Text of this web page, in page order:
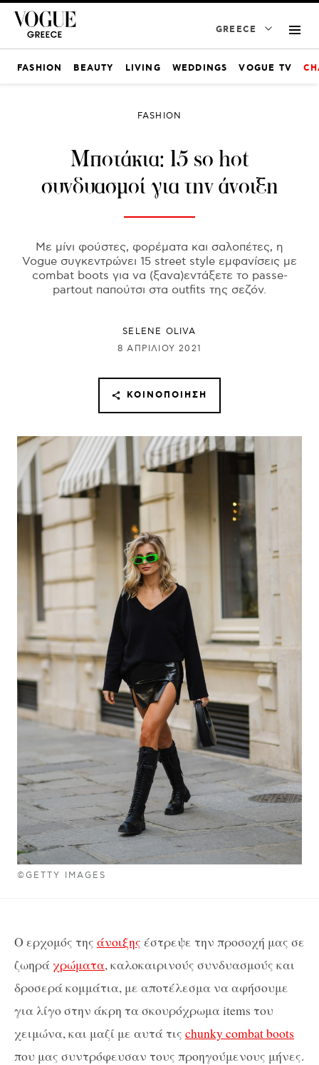
GREECE
FASHION BEAUTY LIVING WEDDINGS VOGUE TV
©GETTY IMAGES
FASHION
Μποτάκια: 15 so hot
συνδυασμοί για την άνοιξη
Με μίνι φούστες, φορέματα και σαλοπέτες, η
Vogue συγκεντρώνει 15 street style εμφανίσεις με
combat boots για να (ξανα)εντάξετε το passe-
partout παπούτσι στα outfits της σεζόν.
SELENE OLIVA
8 ΑΠΡΙΛΊΟΥ 2021
ΚΟΙΝΟΠΟΊΗΣΗ
O ερχομός της άνοιξης έστρεψε την προσοχή μας σε
ζωηράχρώματα, καλοκαιρινούς συνδυασμούς και
δροσερά κομμάτια, με αποτέλεσμα να αφήσουμε
για λίγο στην άκρη τα σκουρόχρωμα items του
χειμώνα, και μαζί με αυτά τις chunky combat boots
που μας συντρόφευσαν τους προηγούμενους μήνες.